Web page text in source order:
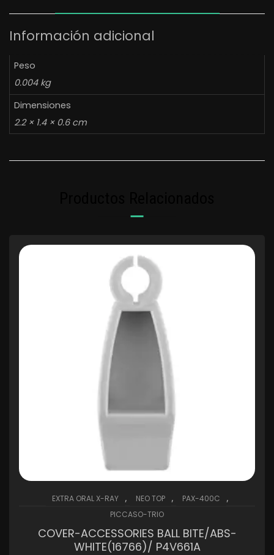
Información adicional
Peso
0.004 kg
Dimensiones
2.2 × 1.4 × 0.6 cm
EXTRA ORAL X-RAY , NEO TOP , PAX-400C ,
PICCASO-TRIO
COVER-ACCESSORIES BALL BITE/ABS-
WHITE(16766)/ P4V661A